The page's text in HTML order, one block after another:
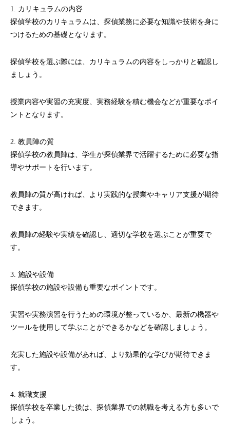
1. カリキュラムの内容
探偵学校のカリキュラムは、探偵業務に必要な知識や技術を身に
つけるための基礎となります。
探偵学校を選ぶ際には、カリキュラムの内容をしっかりと確認し
ましょう。
授業内容や実習の充実度、実務経験を積む機会などが重要なポイ
ントとなります。
2. 教員陣の質
探偵学校の教員陣は、学生が探偵業界で活躍するために必要な指
導やサポートを行います。
教員陣の質が高ければ、より実践的な授業やキャリア支援が期待
できます。
教員陣の経験や実績を確認し、適切な学校を選ぶことが重要で
す。
3. 施設や設備
探偵学校の施設や設備も重要なポイントです。
実習や実務演習を行うための環境が整っているか、最新の機器や
ツールを使用して学ぶことができるかなどを確認しましょう。
充実した施設や設備があれば、より効果的な学びが期待できま
す。
4. 就職支援
探偵学校を卒業した後は、探偵業界での就職を考える方も多いで
しょう。